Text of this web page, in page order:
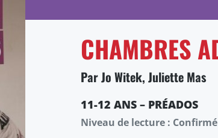
CHAMBRES
Par Jo Witek, Juliette Mas
11-12 ANS – PRÉADOS
Niveau de lecture : Confirmé